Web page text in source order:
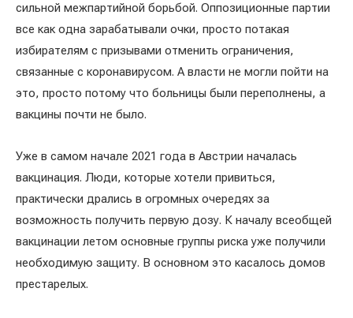
сильной межпартийной борьбой. Оппозиционные партии
все как одна зарабатывали очки, просто потакая
избирателям с призывами отменить ограничения,
связанные с коронавирусом. А власти не могли пойти на
это, просто потому что больницы были переполнены, а
вакцины почти не было.
Уже в самом начале 2021 года в Австрии началась
вакцинация. Люди, которые хотели привиться,
практически дрались в огромных очередях за
возможность получить первую дозу. К началу всеобщей
вакцинации летом основные группы риска уже получили
необходимую защиту. В основном это касалось домов
престарелых.